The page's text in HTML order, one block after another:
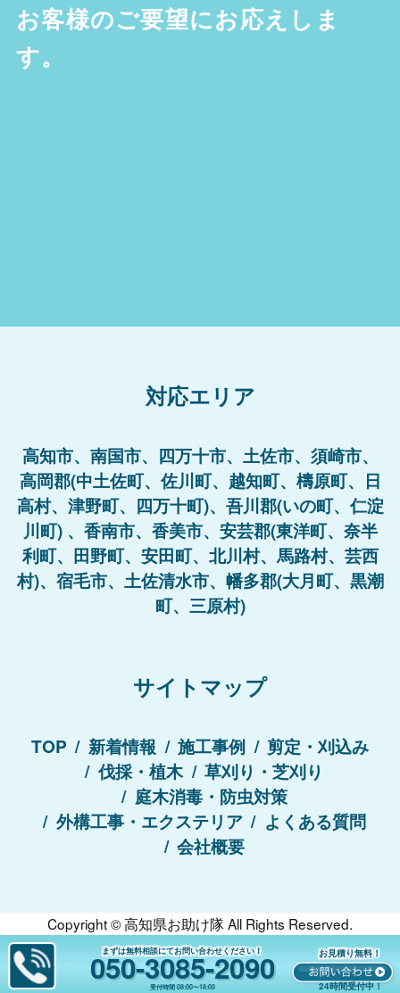
お客様のご要望にお応えしま
す。
対応エリア
高知市、南国市、四万十市、土佐市、須崎市、
高岡郡(中土佐町、佐川町、越知町、檮原町、日
高村、津野町、四万十町)、吾川郡(いの町、仁淀
川町) 、香南市、香美市、安芸郡(東洋町、奈半
利町、田野町、安田町、北川村、馬路村、芸西
村)、宿毛市、土佐清水市、幡多郡(大月町、黒潮
町、三原村)
サイトマップ
TOP 新着情報 施工事例
剪定・刈込み
伐採・植木
草刈り・芝刈り
庭木消毒・防虫対策
外構工事・エクステリア
よくある質問
会社概要
Copyright ©高知県お助け隊All Rights Reserved.
まずは無料相談にてお問い合わせください！
050-3085-2090
受付時間 08:00〜18:00
お見積り無料！
24時間受付中！